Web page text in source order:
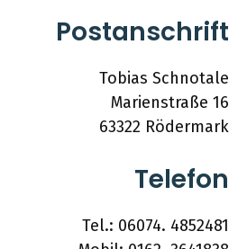
Postanschrift
Tobias Schnotale
Marienstraße 16
63322 Rödermark
Telefon
Tel.: 06074. 4852481